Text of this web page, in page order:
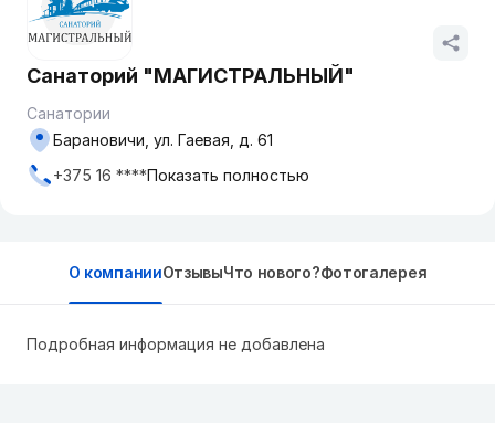
Санаторий "МАГИСТРАЛЬНЫЙ"
Санатории
Барановичи, ул. Гаевая, д. 61
+375 16 ****Показать полностью
О компанииОтзывыЧто нового?Фотогалерея
Подробная информация не добавлена